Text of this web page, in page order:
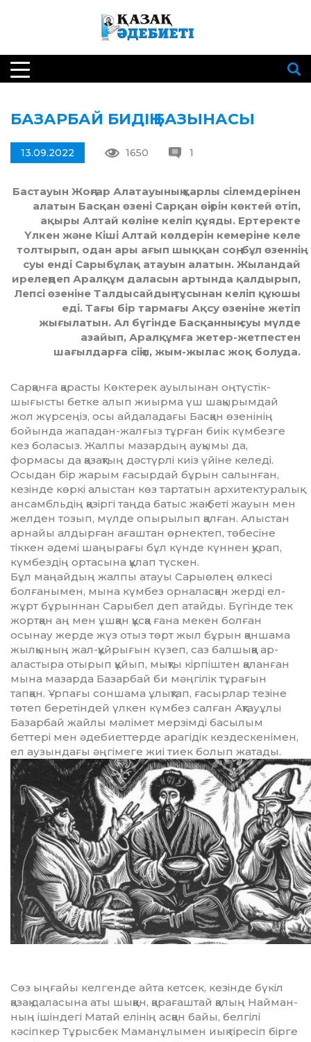
БАЗАРБАЙ БИДІҢ БАЗЫНАСЫ
13.09.2022 1650 1
Бастауын Жоңғар Алатауының қарлы сілемдерінен
алатын Басқан өзені Сарқан өңірін көктей өтіп,
ақыры Алтай көліне келіп құяды. Ертеректе
Үлкен және Кіші Алтай көлдерін кемеріне келе
толтырып, одан ары ағып шыққан соң, бұл өзеннің
суы енді Сарыбұлақ атауын алатын. Жыландай
ирелеңдеп Аралқұм даласын артында қалдырып,
Лепсі өзеніне Талдысайдың тұсынан келіп құюшы
еді. Тағы бір тармағы Ақсу өзеніне жетіп
жығылатын. Ал бүгінде Басқанның суы мүлде
азайып, Аралқұмға жетер-жетпестен
шағылдарға сіңіп, жым-жылас жоқ болуда.
Сарқанға қарасты Көктерек ауы­лы­­нан оңтүстік-
шығысты бетке алып жиырма үш шақырымдай
жол жүр­сеңіз, осы айдаладағы Басқан өзені­нің
бойында жападан-жалғыз тұрған биік күмбезге
кез боласыз. Жалпы ма­зар­дың ауқымы да,
формасы да қазақ­тың дәстүрлі киіз үйіне келеді.
Осыдан бір жарым ғасырдай бұрын салынған,
кезінде көркі алыстан көз тартатын архитектуралық
ансам­б­льдің қазіргі таңда батыс жақ беті жауын мен
желден тозып, мүлде опырылып қалған. Алыстан
ар­найы алдырған ағаштан өрнектеп, төбесіне
тіккен әдемі шаңырағы бұл күнде күннен қурап,
күмбездің ортасына құлап түскен.
Бұл маңайдың жалпы атауы Сары­ө­лең өлкесі
болғанымен, мына күмбез орналасқан жерді ел-
жұрт бұрыннан Сарыбел деп атайды. Бүгінде тек
жорт­қан аң мен ұшқан құсқа ғана мекен болған
осынау жерде жүз отыз төрт жыл бұрын қаншама
жылқының жал-құйрығын күзеп, саз балшыққа ар­
алас­тыра отырып құйып, мықты кір­піштен қаланған
мына мазарда Ба­зар­бай би мәңгілік тұрағын
тапқан. Ұрпағы соншама ұлықтап, ғасырлар тезіне
төтеп беретіндей үлкен күмбез салған Ақтауұлы
Базарбай жайлы мәлі­мет мерзімді басылым
беттері мен әдебиет­терде арагідік кездескенімен,
ел аузын­дағы әңгімеге жиі тиек болып жатады.
Сөз ыңғайы келгенде айта кетсек, кезінде бүкіл
қазақ даласына аты шық­қан, қарағаштай қалың Найман­
ның ішіндегі Матай елінің асқан байы, белгілі
кәсіпкер Тұрысбек Ма­манұ­лымен иық тіресіп бірге